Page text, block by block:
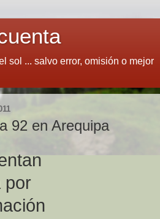
sol ... salvo error, omisión o mejor
92 en Arequipa
por